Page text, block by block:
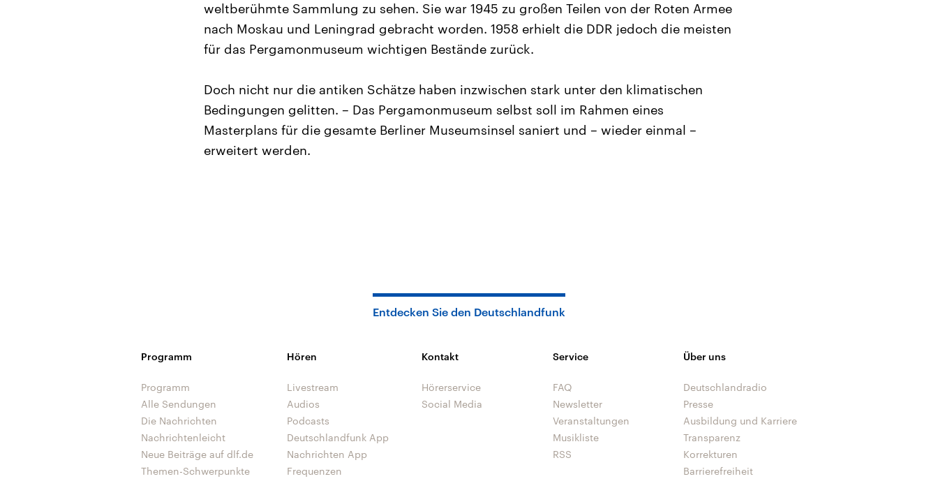
weltberühmte Sammlung zu sehen. Sie war 1945 zu großen Teilen von der Roten Armee
nach Moskau und Leningrad gebracht worden. 1958 erhielt die DDR jedoch die meisten
für das Pergamonmuseum wichtigen Bestände zurück.
Doch nicht nur die antiken Schätze haben inzwischen stark unter den klimatischen
Bedingungen gelitten. – Das Pergamonmuseum selbst soll im Rahmen eines
Masterplans für die gesamte Berliner Museumsinsel saniert und – wieder einmal –
erweitert werden.
Entdecken Sie den Deutschlandfunk
Programm
Programm
Alle Sendungen
Die Nachrichten
Nachrichtenleicht
Neue Beiträge auf dlf.de
Themen-Schwerpunkte
Hören
Livestream
Audios
Podcasts
Deutschlandfunk App
Nachrichten App
Frequenzen
Kontakt
Hörerservice
Social Media
Service
FAQ
Newsletter
Veranstaltungen
Musikliste
RSS
Über uns
Deutschlandradio
Presse
Ausbildung und Karriere
Transparenz
Korrekturen
Barrierefreiheit